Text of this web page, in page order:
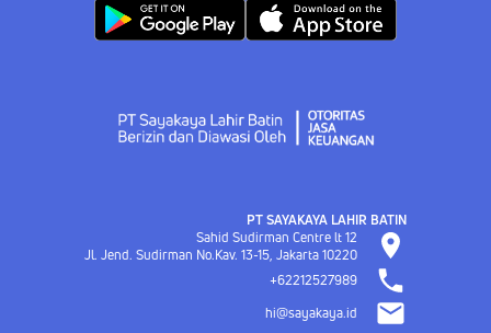
PT SAYAKAYA LAHIR BATIN
Sahid Sudirman Centre lt 12
Jl. Jend. Sudirman No.Kav. 13-15, Jakarta10220
+62212527989
hi@sayakaya.id